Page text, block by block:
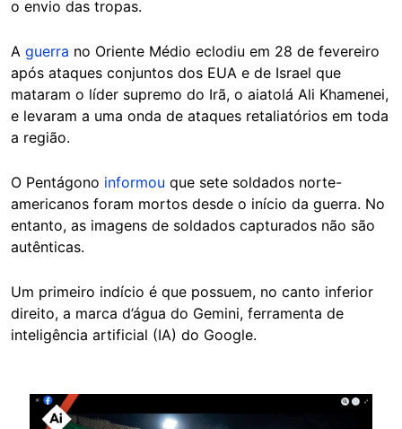
o envio das tropas.
A guerra no Oriente Médio eclodiu em 28 de fevereiro
após ataques conjuntos dos EUA e de Israel que
mataram o líder supremo do Irã, o aiatolá Ali Khamenei,
e levaram a uma onda de ataques retaliatórios em toda
a região.
O Pentágono informou que sete soldados norte-
americanos foram mortos desde o início da guerra. No
entanto, as imagens de soldados capturados não são
autênticas.
Um primeiro indício é que possuem, no canto inferior
direito, a marca d’água do Gemini, ferramenta de
inteligência artificial (IA) do Google.
Image